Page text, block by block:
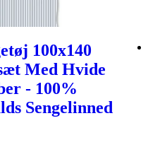
100x140
Med Hvide
- 100%
Sengelinned